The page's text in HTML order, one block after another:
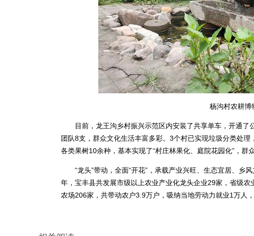
杨沟村农耕博
目前，龙王沟乡村振兴示范区内安装了共享单车，开通了
团队8支，群众文化生活丰富多彩。3个村已实现垃圾分类处
各类果树10余种，基本实现了“村庄林果化、庭院花园化”，群
“龙头”带动，全面“开花”，承载产业兴旺、生态宜居、乡
年，宝丰县共发展市级以上农业产业化龙头企业29家，省级
农场206家，共带动农户3.9万户，吸纳当地劳动力就业1万人